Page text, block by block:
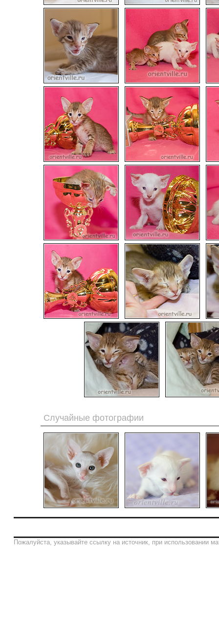
Случайные фотографии
Пожалуйста, указывайте ссылку на источник, при использовании